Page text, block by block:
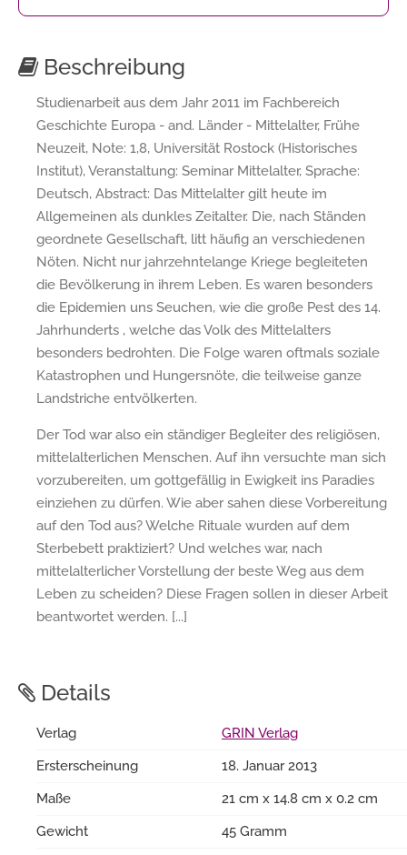
Beschreibung
Studienarbeit aus dem Jahr 2011 im Fachbereich
Geschichte Europa - and. Länder - Mittelalter, Frühe
Neuzeit, Note: 1,8, Universität Rostock (Historisches
Institut), Veranstaltung: Seminar Mittelalter, Sprache:
Deutsch, Abstract: Das Mittelalter gilt heute im
Allgemeinen als dunkles Zeitalter. Die, nach Ständen
geordnete Gesellschaft, litt häufig an verschiedenen
Nöten. Nicht nur jahrzehntelange Kriege begleiteten
die Bevölkerung in ihrem Leben. Es waren besonders
die Epidemien uns Seuchen, wie die große Pest des 14.
Jahrhunderts , welche das Volk des Mittelalters
besonders bedrohten. Die Folge waren oftmals soziale
Katastrophen und Hungersnöte, die teilweise ganze
Landstriche entvölkerten.
Der Tod war also ein ständiger Begleiter des religiösen,
mittelalterlichen Menschen. Auf ihn versuchte man sich
vorzubereiten, um gottgefällig in Ewigkeit ins Paradies
einziehen zu dürfen. Wie aber sahen diese Vorbereitung
auf den Tod aus? Welche Rituale wurden auf dem
Sterbebett praktiziert? Und welches war, nach
mittelalterlicher Vorstellung der beste Weg aus dem
Leben zu scheiden? Diese Fragen sollen in dieser Arbeit
beantwortet werden. [...]
Details
Verlag
GRIN Verlag
Ersterscheinung
18. Januar 2013
Maße
21 cm x 14.8 cm x 0.2 cm
Gewicht
45 Gramm